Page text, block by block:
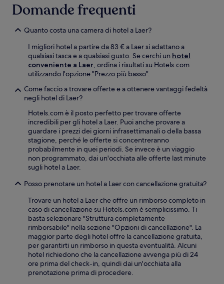
Domande frequenti
Quanto costa una camera di hotel a Laer?
I migliori hotel a partire da 83 € a Laer si adattano a
qualsiasi tasca e a qualsiasi gusto. Se cerchi un hotel
conveniente a Laer, ordina i risultati su Hotels.com
utilizzando l'opzione "Prezzo più basso".
Come faccio a trovare offerte e a ottenere vantaggi fedeltà
negli hotel di Laer?
Hotels.com è il posto perfetto per trovare offerte
incredibili per gli hotel a Laer. Puoi anche provare a
guardare i prezzi dei giorni infrasettimanali o della bassa
stagione, perché le offerte si concentreranno
probabilmente in quei periodi. Se invece è un viaggio
non programmato, dai un'occhiata alle offerte last minute
sugli hotel a Laer.
Posso prenotare un hotel a Laer con cancellazione gratuita?
Trovare un hotel a Laer che offre un rimborso completo in
caso di cancellazione su Hotels.com è semplicissimo. Ti
basta selezionare "Struttura completamente
rimborsabile" nella sezione "Opzioni di cancellazione". La
maggior parte degli hotel offre la cancellazione gratuita,
per garantirti un rimborso in questa eventualità. Alcuni
hotel richiedono che la cancellazione avvenga più di 24
ore prima del check-in, quindi dai un'occhiata alla
prenotazione prima di procedere.